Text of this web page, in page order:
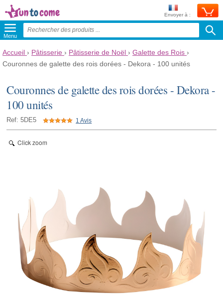
Envoyer à :
Menu
Accueil › Pâtisserie › Pâtisserie de Noël › Galette des Rois ›
Couronnes de galette des rois dorées - Dekora - 100 unités
Couronnes de galette des rois dorées - Dekora -
100 unités
Ref: 5DE5 1 Avis
Click zoom